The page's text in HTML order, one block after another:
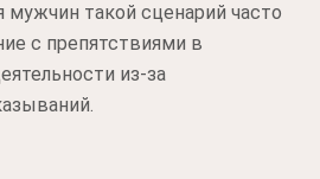
мужчин такой сценарий часто
с препятствиями в
из-за